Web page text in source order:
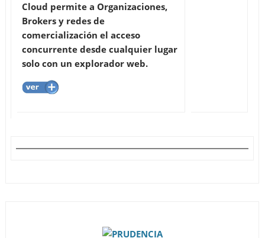
Cloud permite a Organizaciones,
Brokers y redes de
comercialización el acceso
concurrente desde cualquier lugar
solo con un explorador web.